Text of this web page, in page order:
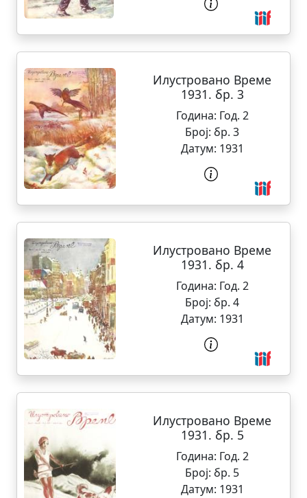
Илустровано Време
1931. бр. 3
Година: Год. 2
Број: бр. 3
Датум: 1931
Илустровано Време
1931. бр. 4
Година: Год. 2
Број: бр. 4
Датум: 1931
Илустровано Време
1931. бр. 5
Година: Год. 2
Број: бр. 5
Датум: 1931